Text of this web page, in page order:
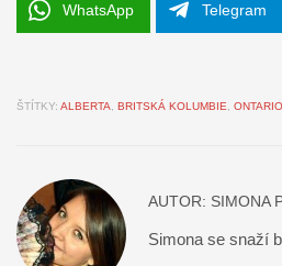
WhatsApp Telegram
ŠTÍTKY: ALBERTA, BRITSKÁ KOLUMBIE, ONTARIO
AUTOR: SIMONA
Simona se snaží